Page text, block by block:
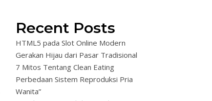
Recent Posts
HTML5 pada Slot Online Modern
Gerakan Hijau dari Pasar Tradisional
7 Mitos Tentang Clean Eating
Perbedaan Sistem Reproduksi Pria
Wanita”